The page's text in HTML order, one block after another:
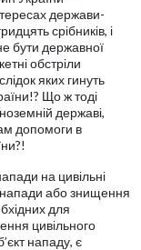
держави-
срібників, і
бути державної
обстріли
яких гинуть
Що ж тоді
державі,
допомоги в
на цивільні
напади або знищення
для
цивільного
нападу, є